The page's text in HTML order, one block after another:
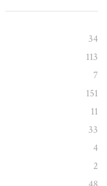
34
113
7
151
11
33
4
2